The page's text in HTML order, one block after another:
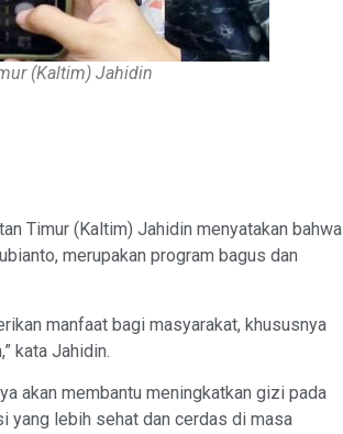
(Kaltim) Jahidin
Timur (Kaltim) Jahidin menyatakan bahwa
merupakan program bagus dan
manfaat bagi masyarakat, khususnya
kata Jahidin.
akan membantu meningkatkan gizi pada
yang lebih sehat dan cerdas di masa